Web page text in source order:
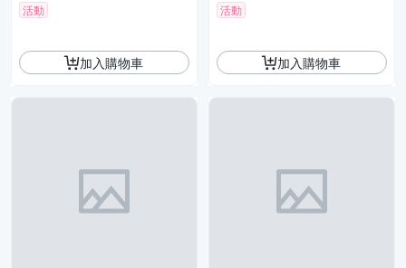
活動
加入購物車
活動
加入購物車